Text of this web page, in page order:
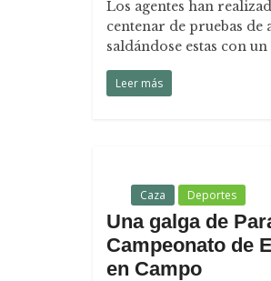
Los agentes han
centenar de pruebas
saldándose estas con
Leer más
Caza Deportes
Una galga de
Campeonato de
en Campo